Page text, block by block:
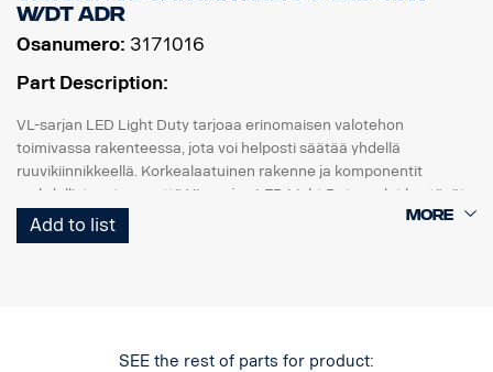
W/DT ADR
Osanumero: 3171016
Part Description:
VL-sarjan LED Light Duty tarjoaa erinomaisen valotehon
toimivassa rakenteessa, jota voi helposti säätää yhdellä
ruuvikiinnikkeellä. Korkealaatuinen rakenne ja komponentit
mahdollistavat sen, että VL-sarjan LED Light Duty -valot kestävät
jopa 15,6 Grms:n tärinän. Sisäänrakennettu
käänteisnapaisuussuoja auttaa estämään virheellisen
Add to list
SEE the rest of parts for product: